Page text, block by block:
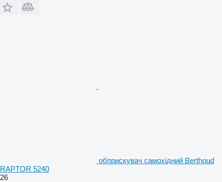
обприскувач самохідний Berthoud
RAPTOR 5240
26